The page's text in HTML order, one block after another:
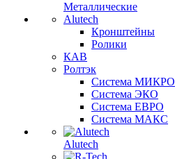
Металлические
Alutech
Кронштейны
Ролики
КАВ
Ролтэк
Система МИКРО
Система ЭКО
Система ЕВРО
Система МАКС
Alutech